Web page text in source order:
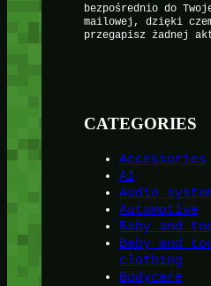
bezpośrednio do
mailowej, dzięki
przegapisz żadnej
CATEGORIES
Accessories
AI
Audio
Automotive
Baby and
Baby and
clothing
Bodycare